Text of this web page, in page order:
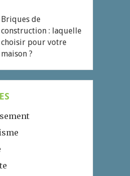
Briques de
construction : laquelle
choisir pour votre
maison ?